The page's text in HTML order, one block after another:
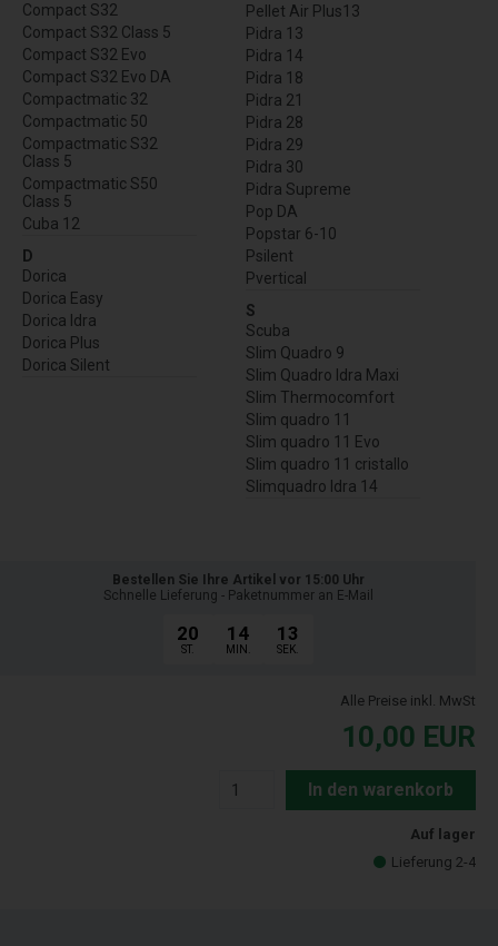
Compact S32
Compact S32 Class 5
Compact S32 Evo
Compact S32 Evo DA
Compactmatic 32
Compactmatic 50
Compactmatic S32
Class 5
Compactmatic S50
Class 5
Cuba 12
D
Dorica
Dorica Easy
Dorica Idra
Dorica Plus
Dorica Silent
Pellet Air Plus13
Pidra 13
Pidra 14
Pidra 18
Pidra 21
Pidra 28
Pidra 29
Pidra 30
Pidra Supreme
Pop DA
Popstar 6-10
Psilent
Pvertical
S
Scuba
Slim Quadro 9
Slim Quadro Idra Maxi
Slim Thermocomfort
Slim quadro 11
Slim quadro 11 Evo
Slim quadro 11 cristallo
Slimquadro Idra 14
Bestellen Sie Ihre Artikel vor 15:00 Uhr
Schnelle Lieferung - Paketnummer an E-Mail
20
ST.
14
MIN.
13
SEK.
Alle Preise inkl. MwSt
10,00 EUR
In den warenkorb
Auf lager
Lieferung 2-4